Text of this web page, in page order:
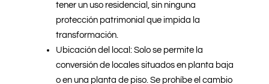
tener un uso residencial, sin ninguna
protección patrimonial que impida la
transformación.
Ubicación del local: Solo se permite la
conversión de locales situados en planta baja
o en una planta de piso. Se prohíbe el cambio